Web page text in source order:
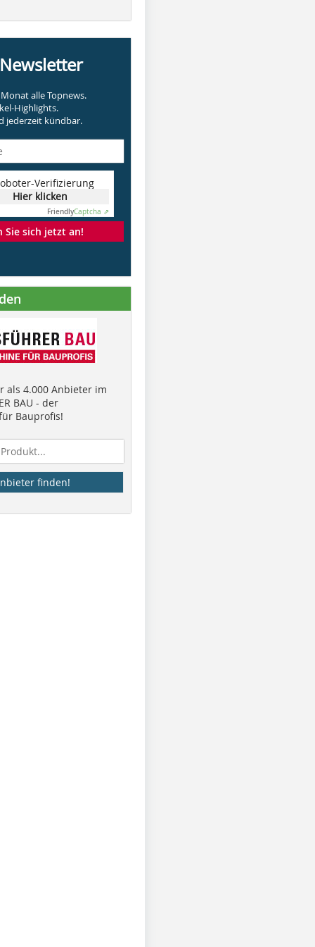
alle Topnews.
Highlights.
jederzeit kündbar.
Verifizierung
Hier klicken
FriendlyCaptcha ⇗
Sie sich jetzt an!
als 4.000 Anbieter im
BAU - der
Bauprofis!
finden!